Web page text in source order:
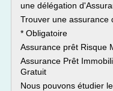
une délégation
Trouver une assurance
* Obligatoire
Assurance prêt Risque
Assurance Prêt
Gratuit
Nous pouvons étudier